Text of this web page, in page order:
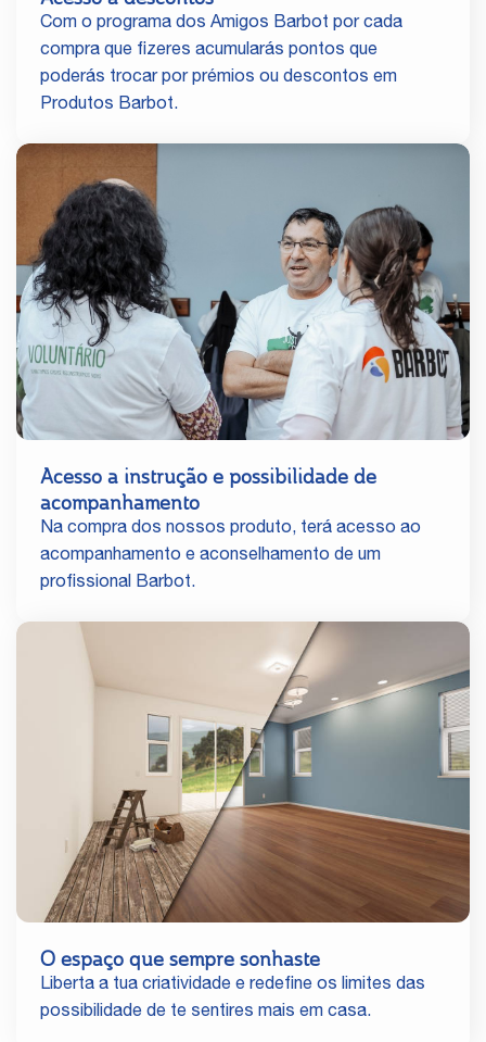
Com o programa dos Amigos Barbot por cada
compra que fizeres acumularás pontos que
poderás trocar por prémios ou descontos em
Produtos Barbot.
Acesso a instrução e possibilidade de
acompanhamento
Na compra dos nossos produto, terá acesso ao
acompanhamento e aconselhamento de um
profissional Barbot.
O espaço que sempre sonhaste
Liberta a tua criatividade e redefine os limites das
possibilidade de te sentires mais em casa.